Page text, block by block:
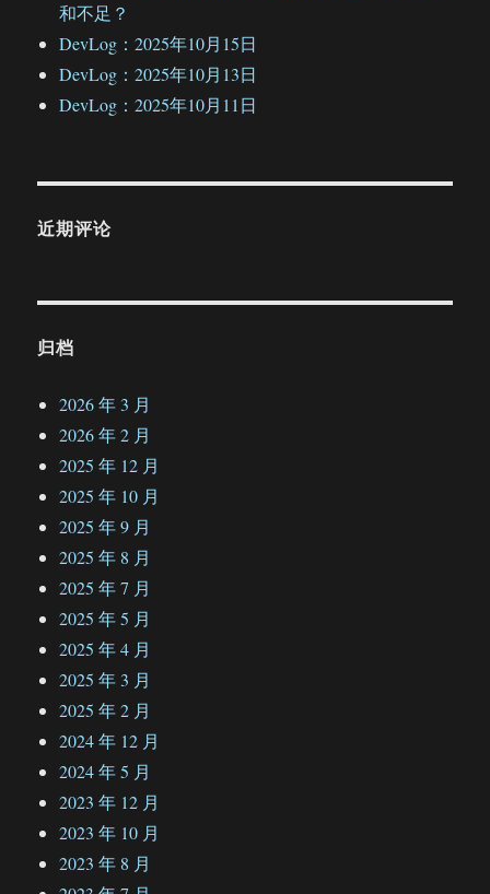
和不足？
DevLog：2025年10月15日
DevLog：2025年10月13日
DevLog：2025年10月11日
近期评论
归档
2026 年 3 月
2026 年 2 月
2025 年 12 月
2025 年 10 月
2025 年 9 月
2025 年 8 月
2025 年 7 月
2025 年 5 月
2025 年 4 月
2025 年 3 月
2025 年 2 月
2024 年 12 月
2024 年 5 月
2023 年 12 月
2023 年 10 月
2023 年 8 月